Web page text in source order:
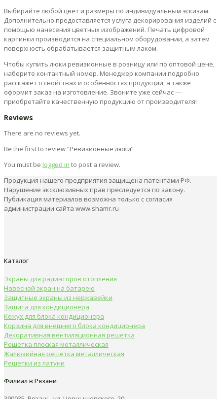
Выбирайте любой цвет и размеры по индивидуальным эскизам.
Дополнительно предоставляется услуга декорирования изделий с
помощью нанесения цветных изображений. Печать цифровой
картинки производится на специальном оборудовании, а затем
поверхность обрабатывается защитным лаком.
Чтобы купить люки ревизионные в розницу или по оптовой цене,
наберите контактный номер. Менеджер компании подробно
расскажет о свойствах и особенностях продукции, а также
оформит заказ на изготовление. Звоните уже сейчас —
приобретайте качественную продукцию от производителя!
Reviews
There are no reviews yet.
Be the first to review “Ревизионные люки”
You must be logged in to post a review.
Продукция нашего предприятия защищена патентами РФ.
Нарушение эксклюзивных прав преследуется по закону.
Публикация материалов возможна только с согласия
администрации сайта www.shamr.ru
Каталог
Экраны для радиаторов отопления
Навесной экран на батарею
Защитные экраны из нержавейки
Защита для кондиционера
Кожух для блока кондиционера
Корзина для внешнего блока кондиционера
Декоративная вентиляционная решетка
Решетка плоская металлическая
Жалюзийная решетка металлическая
Решетки из латуни
Филиал в Рязани